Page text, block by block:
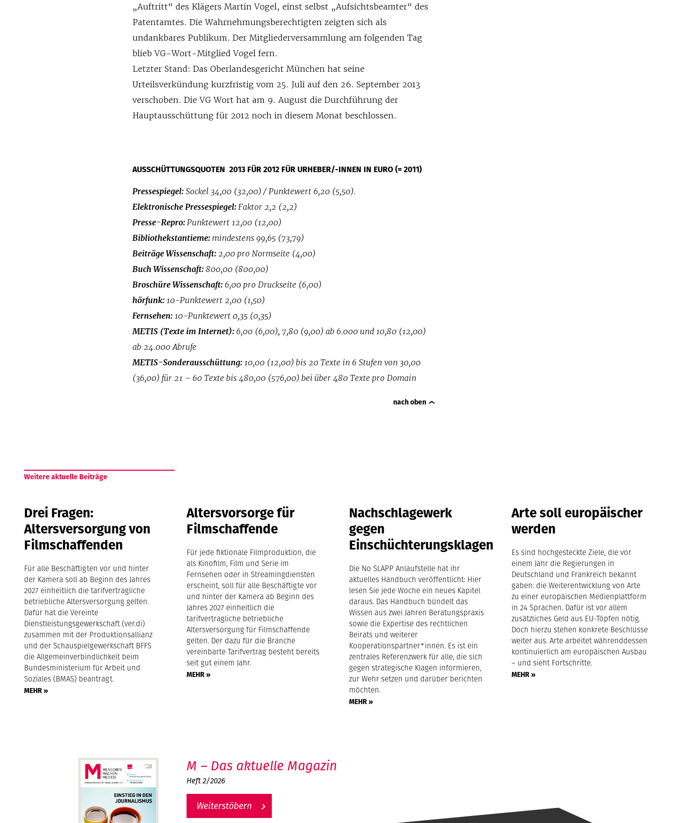
„Auftritt“ des Klägers Martin Vogel, einst selbst „Aufsichtsbeamter“ des
Patentamtes. Die Wahrnehmungsberechtigten zeigten sich als
undankbares Publikum. Der Mitgliederversammlung am folgenden Tag
blieb VG-Wort-Mitglied Vogel fern.
Letzter Stand: Das Oberlandesgericht München hat seine
Urteilsverkündung kurzfristig vom 25. Juli auf den 26. September 2013
verschoben. Die VG Wort hat am 9. August die Durchführung der
Hauptausschüttung für 2012 noch in diesem Monat beschlossen.
AUSSCHÜTTUNGSQUOTEN 2013 FÜR 2012 FÜR URHEBER/-INNEN IN EURO (= 2011)
Pressespiegel:Sockel 34,00 (32,00) / Punktewert 6,20 (5,50).
Elektronische Pressespiegel:Faktor 2,2 (2,2)
Presse-Repro:Punktewert 12,00 (12,00)
Bibliothekstantieme:mindestens 99,65 (73,79)
Beiträge Wissenschaft:2,00 pro Normseite (4,00)
Buch Wissenschaft:800,00 (800,00)
Broschüre Wissenschaft:6,00 pro Druckseite (6,00)
hörfunk: 10-Punktewert 2,00 (1,50)
Fernsehen: 10-Punktewert 0,35 (0,35)
METIS (Texte im Internet):6,00 (6,00), 7,80 (9,00) ab 6.000 und 10,80 (12,00)
ab 24.000 Abrufe
METIS-Sonderausschüttung: 10,00 (12,00) bis 20 Texte in 6 Stufen von 30,00
(36,00) für 21 – 60 Texte bis 480,00 (576,00) bei über 480 Texte pro Domain
nach oben
Weitere aktuelle Beiträge
Drei Fragen:
Altersversorgung von
Filmschaffenden
Für alle Beschäftigten vor und hinter
der Kamera soll ab Beginn des Jahres
2027 einheitlich die tarifvertragliche
betriebliche Altersversorgung gelten.
Dafür hat die Vereinte
Dienstleistungsgewerkschaft (ver.di)
zusammen mit der Produktionsallianz
und der Schauspielgewerkschaft BFFS
die Allgemeinverbindlichkeit beim
Bundesministerium für Arbeit und
Soziales (BMAS) beantragt.
MEHR »
Altersvorsorge für
Filmschaffende
Für jede fiktionale Filmproduktion, die
als Kinofilm, Film und Serie im
Fernsehen oder in Streamingdiensten
erscheint, soll für alle Beschäftigte vor
und hinter der Kamera ab Beginn des
Jahres 2027 einheitlich die
tarifvertragliche betriebliche
Altersversorgung für Filmschaffende
gelten. Der dazu für die Branche
vereinbarte Tarifvertrag besteht bereits
seit gut einem Jahr.
MEHR »
Nachschlagewerk
gegen
Einschüchterungsklagen
Die No SLAPP Anlaufstelle hat ihr
aktuelles Handbuch veröffentlicht: Hier
lesen Sie jede Woche ein neues Kapitel
daraus. Das Handbuch bündelt das
Wissen aus zwei Jahren Beratungspraxis
sowie die Expertise des rechtlichen
Beirats und weiterer
Kooperationspartner*innen. Es ist ein
zentrales Referenzwerk für alle, die sich
gegen strategische Klagen informieren,
zur Wehr setzen und darüber berichten
möchten.
MEHR »
Arte soll europäischer
werden
Es sind hochgesteckte Ziele, die vor
einem Jahr die Regierungen in
Deutschland und Frankreich bekannt
gaben: die Weiterentwicklung von Arte
zu einer europäischen Medienplattform
in 24 Sprachen. Dafür ist vor allem
zusätzliches Geld aus EU-Töpfen nötig.
Doch hierzu stehen konkrete Beschlüsse
weiter aus. Arte arbeitet währenddessen
kontinuierlich am europäischen Ausbau
– und sieht Fortschritte.
MEHR »
M – Das aktuelle Magazin
Heft 2/2026
Weiterstöbern